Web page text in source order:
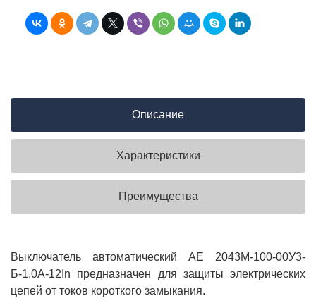
Описание
Характеристики
Преимущества
Выключатель автоматический АЕ 2043М-100-00У3-
Б-1.0А-12In предназначен для защиты электрических
цепей от токов короткого замыкания.